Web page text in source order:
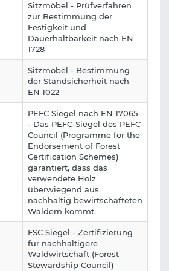
Sitzmöbel - Prüfverfahren
zur Bestimmung der
Festigkeit und
Dauerhaltbarkeit nach EN
1728
Sitzmöbel - Bestimmung
der Standsicherheit nach
EN 1022
PEFC Siegel nach EN 17065
- Das PEFC-Siegel des PEFC
Council (Programme for the
Endorsement of Forest
Certification Schemes)
garantiert, dass das
verwendete Holz
überwiegend aus
nachhaltig bewirtschafteten
Wäldern kommt.
FSC Siegel - Zertifizierung
für nachhaltigere
Waldwirtschaft (Forest
Stewardship Council)